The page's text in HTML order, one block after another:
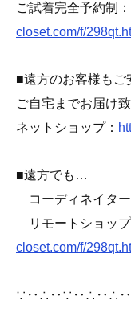
ご試着完全予約制：
closet.com/f/
■遠方のお客様もご
ご自宅までお届け
ネットショップ：
■遠方でも…
コーディネイタ
リモートショッ
closet.com/f/